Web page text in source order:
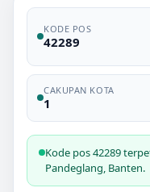
KODE POS
42289
CAKUPAN KOTA
1
Kode pos 42289
Pandeglang, Banten.